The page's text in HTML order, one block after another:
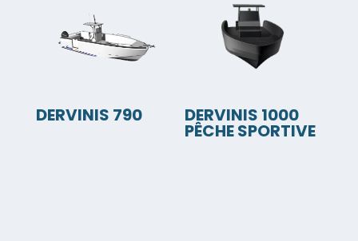
DERVINIS 790 DERVINIS 1000
PÊCHE SPORTIVE